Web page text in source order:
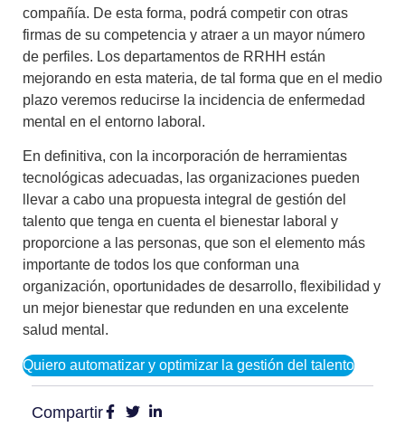
compañía. De esta forma, podrá competir con otras
firmas de su competencia y atraer a un mayor número
de perfiles. Los departamentos de RRHH están
mejorando en esta materia, de tal forma que en el medio
plazo veremos reducirse la incidencia de enfermedad
mental en el entorno laboral.
En definitiva, con la incorporación de herramientas
tecnológicas adecuadas, las organizaciones pueden
llevar a cabo una propuesta integral de gestión del
talento que tenga en cuenta el bienestar laboral y
proporcione a las personas, que son el elemento más
importante de todos los que conforman una
organización, oportunidades de desarrollo, flexibilidad y
un mejor bienestar que redunden en una excelente
salud mental.
Quiero automatizar y optimizar la gestión del talento
Compartir